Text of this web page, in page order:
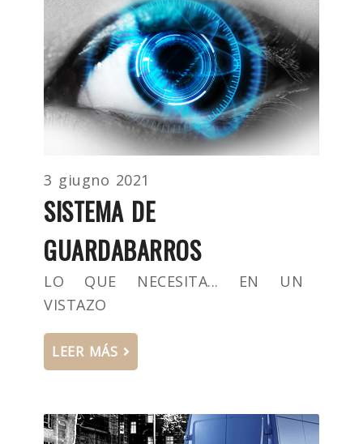
3 giugno 2021
SISTEMA DE
GUARDABARROS
LO QUE NECESITA... EN UN
VISTAZO
LEER MÁS